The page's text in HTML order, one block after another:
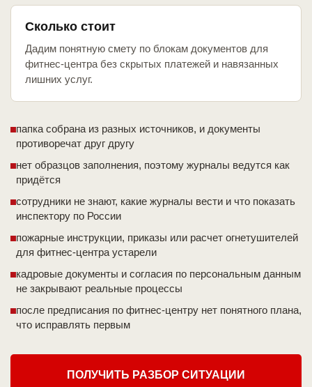
Сколько стоит
Дадим понятную смету по блокам документов для
фитнес-центра без скрытых платежей и навязанных
лишних услуг.
папка собрана из разных источников, и документы
противоречат друг другу
нет образцов заполнения, поэтому журналы ведутся как
придётся
сотрудники не знают, какие журналы вести и что показать
инспектору по России
пожарные инструкции, приказы или расчет огнетушителей
для фитнес-центра устарели
кадровые документы и согласия по персональным данным
не закрывают реальные процессы
после предписания по фитнес-центру нет понятного плана,
что исправлять первым
ПОЛУЧИТЬ РАЗБОР СИТУАЦИИ